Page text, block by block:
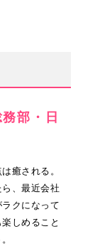
部・日
癒される。
、最近会社
クになって
しめること